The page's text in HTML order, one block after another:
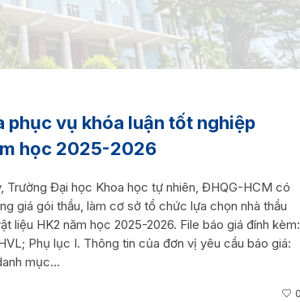
phục vụ khóa luận tốt nghiệp
học 2025-2026
Trường Đại học Khoa học tự nhiên, ĐHQG-HCM có
giá gói thầu, làm cơ sở tổ chức lựa chọn nhà thầu
liệu HK2 năm học 2025-2026. File báo giá đính kèm:
Phụ lục I. Thông tin của đơn vị yêu cầu báo giá:
mục...